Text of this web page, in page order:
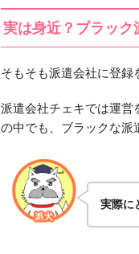
実は身近？ブラック
そもそも派遣会社に登録
派遣会社チェキでは運営
の中でも、ブラックな派
実際に